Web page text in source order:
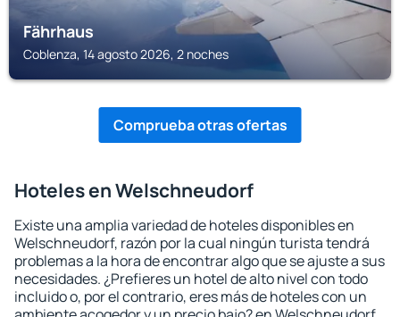
Fährhaus
Coblenza, 14 agosto 2026, 2 noches
Comprueba otras ofertas
Hoteles en Welschneudorf
Existe una amplia variedad de hoteles disponibles en
Welschneudorf, razón por la cual ningún turista tendrá
problemas a la hora de encontrar algo que se ajuste a sus
necesidades. ¿Prefieres un hotel de alto nivel con todo
incluido o, por el contrario, eres más de hoteles con un